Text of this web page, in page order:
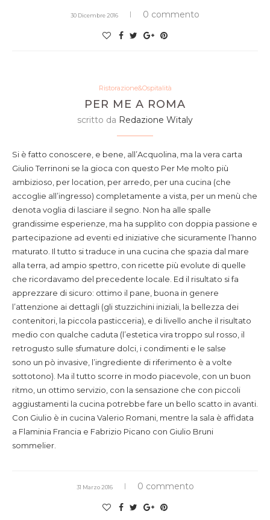
30 Dicembre 2016 0 commento
Ristorazione&Ospitalità
PER ME A ROMA
scritto da Redazione Witaly
Si è fatto conoscere, e bene, all’Acquolina, ma la vera carta
Giulio Terrinoni se la gioca con questo Per Me molto più
ambizioso, per location, per arredo, per una cucina (che
accoglie all’ingresso) completamente a vista, per un menù che
denota voglia di lasciare il segno. Non ha alle spalle
grandissime esperienze, ma ha supplito con doppia passione e
partecipazione ad eventi ed iniziative che sicuramente l’hanno
maturato. Il tutto si traduce in una cucina che spazia dal mare
alla terra, ad ampio spettro, con ricette più evolute di quelle
che ricordavamo del precedente locale. Ed il risultato si fa
apprezzare di sicuro: ottimo il pane, buona in genere
l’attenzione ai dettagli (gli stuzzichini iniziali, la bellezza dei
contenitori, la piccola pasticceria), e di livello anche il risultato
medio con qualche caduta (l’estetica vira troppo sul rosso, il
retrogusto sulle sfumature dolci, i condimenti e le salse
sono un pò invasive, l’ingrediente di riferimento è a volte
sottotono). Ma il tutto scorre in modo piacevole, con un buon
ritmo, un ottimo servizio, con la sensazione che con piccoli
aggiustamenti la cucina potrebbe fare un bello scatto in avanti.
Con Giulio è in cucina Valerio Romani, mentre la sala è affidata
a Flaminia Francia e Fabrizio Picano con Giulio Bruni
sommelier.
31 Marzo 2016 0 commento